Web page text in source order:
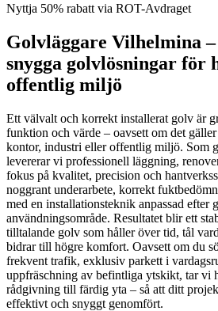
Nyttja 50% rabatt via ROT-Avdraget
Golvläggare Vilhelmina
snygga golvlösningar för
offentlig miljö
Ett välvalt och korrekt installerat golv är
funktion och värde – oavsett om det
kontor, industri eller offentlig miljö. Som
levererar vi professionell läggning,
fokus på kvalitet, precision och
noggrant underarbete, korrekt
med en installationsteknik anpassad efter
användningsområde. Resultatet blir ett
tilltalande golv som håller över tid, tål
bidrar till högre komfort. Oavsett om du
frekvent trafik, exklusiv parkett i
uppfräschning av befintliga ytskikt, tar vi
rådgivning till färdig yta – så att ditt
effektivt och snyggt genomfört.